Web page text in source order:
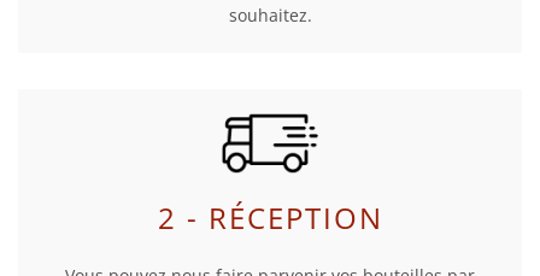
souhaitez.
2 - RÉCEPTION